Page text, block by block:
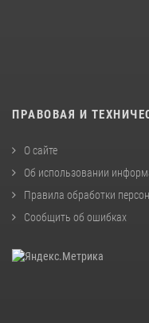
ПРАВОВАЯ И
О сайте
Об использовании
Правила обработки
Сообщить об ошибках